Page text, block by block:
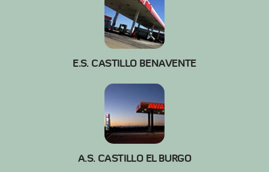
E.S. CASTILLO BENAVENTE
A.S. CASTILLO EL BURGO